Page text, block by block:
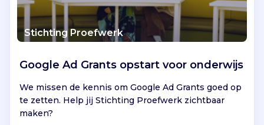
Stichting Proefwerk
Google Ad Grants opstart voor onderwijs
We missen de kennis om Google Ad Grants goed op
te zetten. Help jij Stichting Proefwerk zichtbaar
maken?